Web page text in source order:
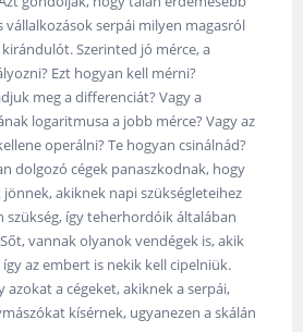
vállalkozások serpái milyen magasról
Szerinted jó mérce, a
Ezt hogyan kell mérni?
meg a differenciát? Vagy a
logaritmusa a jobb mérce? Vagy az
operálni? Te hogyan csinálnád?
dolgozó cégek panaszkodnak, hogy
akiknek napi szükségleteihez
szükség, így teherhordóik általában
vannak olyanok vendégek is, akik
az embert is nekik kell cipelniük.
azokat a cégeket, akiknek a serpái,
kísérnek, ugyanezen a skálán